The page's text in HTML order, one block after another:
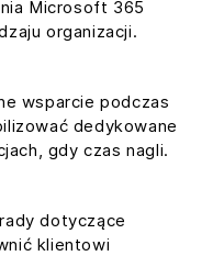
Microsoft 365
organizacji.
wsparcie podczas
dedykowane
gdy czas nagli.
dotyczące
klientowi